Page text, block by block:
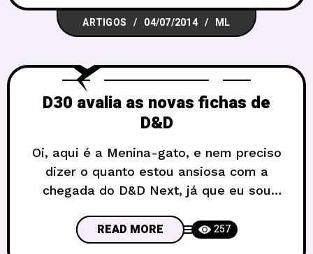
todo tipo de opinião, desde os fanboys
chorando de emoção, até ódio de quem
ARTIGOS 04/07/2014 ML
D30 avalia as novas fichas de
D&D
Oi, aqui é a Menina-gato, e nem preciso
dizer o quanto estou ansiosa com a
chegada do D&D Next, já que eu sou
coro “a quarta edição parece
videogame”. Nós do D30 estamos
READ MORE 257